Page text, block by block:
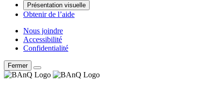
Présentation visuelle
Obtenir de l’aide
Nous joindre
Accessibilité
Confidentialité
Fermer